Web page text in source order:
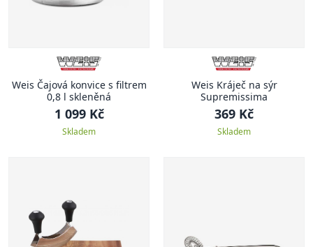
Weis Čajová konvice s filtrem
0,8 l skleněná
1 099 Kč
Skladem
Weis Kráječ na sýr
Supremissima
369 Kč
Skladem